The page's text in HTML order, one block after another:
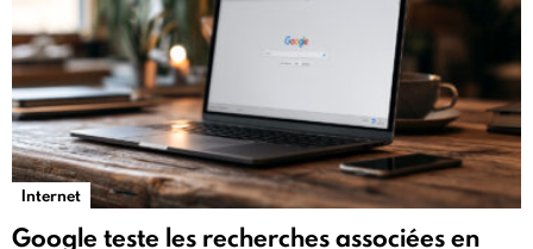
Internet
Google teste les recherches associées en